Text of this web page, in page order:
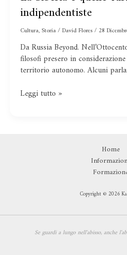
indipendentiste
Cultura, Storia/David Flores/28
Da Russia Beyond.
filosofi presero in
territorio autonomo. Alcuni
Siberia
e
quelle
curiose
idee
indipendentiste
Leggi tutto »
Home
Copyright © 2026
Se guardi a lungo nell'abisso, anche